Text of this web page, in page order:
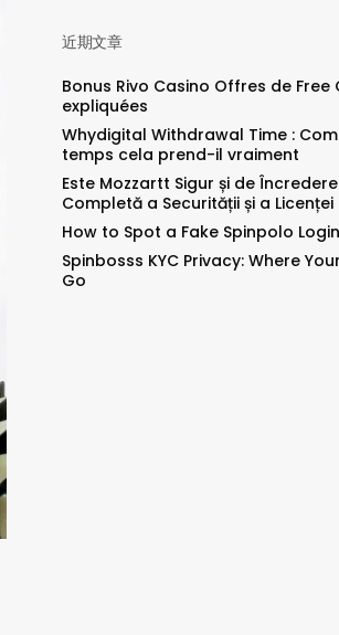
近期文章
Bonus Rivo Casino Offres de Free
expliquées
Whydigital Withdrawal Time :
temps cela prend-il vraiment
Este Mozzartt Sigur și de
Completă a Securității și a Licenței
How to Spot a Fake Spinpolo
Spinbosss KYC Privacy: Where
Go